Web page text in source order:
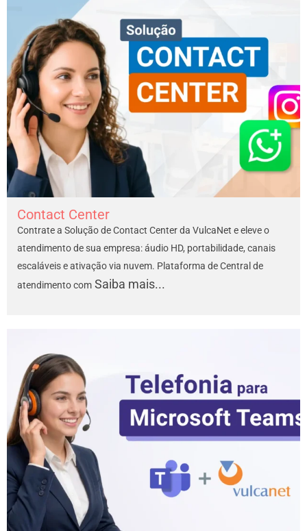
Contact Center
Contrate a Solução de Contact Center da VulcaNet e eleve o
atendimento de sua empresa: áudio HD, portabilidade, canais
escaláveis e ativação via nuvem. Plataforma de Central de
atendimento com Saiba mais...